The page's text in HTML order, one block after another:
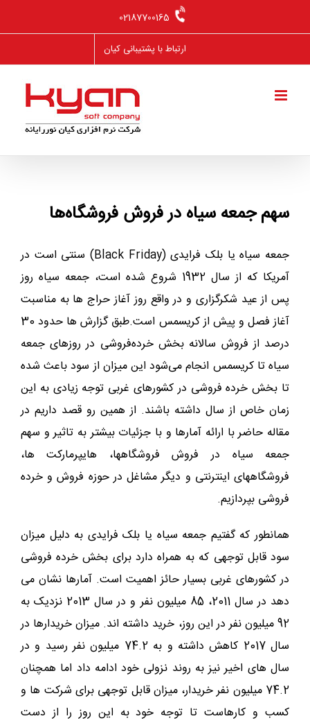
02187700165
ارتباط با پشتیبانی کیان
سهم جمعه سیاه در فروش فروشگاه‌ها
جمعه سیاه یا بلک فرایدی (Black Friday) سنتی است در
آمریکا که از سال 1932 شروع شده است، جمعه سیاه روز
پس از عید شکرگزاری و در واقع روز آغاز حراج ها به مناسبت
آغاز فصل و پیش از کریسمس است.طبق گزارش ها حدود 30
درصد از فروش سالانه بخش خرده‌فروشی در روزهای جمعه
سیاه تا کریسمس انجام می‌شود این میزان از سود باعث شده
تا بخش خرده فروشی در کشورهای غربی توجه زیادی به این
زمان خاص از سال داشته باشند. از همین رو قصد داریم در
مقاله حاضر با ارائه آمارها و با جزئیات بیشتر به تاثیر و سهم
جمعه سیاه در فروش فروشگاهها، هایپرمارکت ها،
فروشگاههای اینترنتی و دیگر مشاغل در حوزه فروش و خرده
فروشی بپردازیم.
همانطور که گفتیم جمعه سیاه یا بلک فرایدی به دلیل میزان
سود قابل توجهی که به همراه دارد برای بخش خرده فروشی
در کشورهای غربی بسیار حائز اهمیت است. آمارها نشان می
دهد در سال 2011، 85 میلیون نفر و در سال 2013 نزدیک به
92 میلیون نفر در این روز، خرید داشته اند. میزان خریدارها در
سال 2017 کاهش داشته و به 74.2 میلیون نفر رسید و در
سال های اخیر نیز به روند نزولی خود ادامه داد اما همچنان
74.2 میلیون نفر خریدار، میزان قابل توجهی برای شرکت ها و
کسب و کارهاست تا توجه خود به این روز را از دست